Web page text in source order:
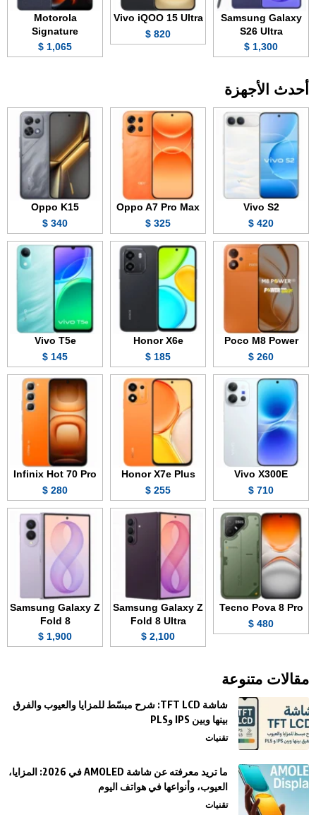
Samsung Galaxy
S26 Ultra
1,300 $
Vivo iQOO 15 Ultra
820 $
Motorola
Signature
1,065 $
أحدث الأجهزة
Vivo S2
420 $
Oppo A7 Pro Max
325 $
Oppo K15
340 $
Poco M8 Power
260 $
Honor X6e
185 $
Vivo T5e
145 $
Vivo X300E
710 $
Honor X7e Plus
255 $
Infinix Hot 70 Pro
280 $
Tecno Pova 8 Pro
480 $
Samsung Galaxy Z
Fold 8 Ultra
2,100 $
Samsung Galaxy Z
Fold 8
1,900 $
مقالات متنوعة
شاشة TFT LCD: شرح مبسّط للمزايا والعيوب والفرق
بينها وبين IPS وPLS
تقنيات
ما تريد معرفته عن شاشة AMOLED في 2026: المزايا،
العيوب، وأنواعها في هواتف اليوم
تقنيات